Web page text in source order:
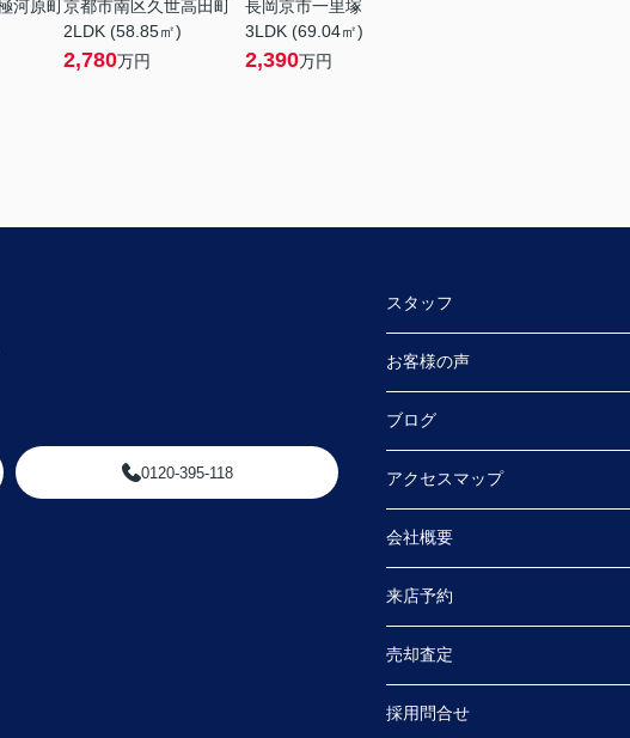
河原町京都市南区久世高田町
2LDK (58.85㎡)
2,780万円
長岡京市一里塚
3LDK (69.04㎡)
2,390万円
0120-395-118
スタッフ
お客様の声
ブログ
アクセスマップ
会社概要
来店予約
売却査定
採用問合せ